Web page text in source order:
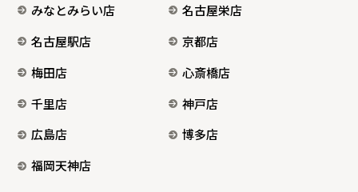
みなとみらい店
名古屋栄店
名古屋駅店
京都店
梅田店
心斎橋店
千里店
神戸店
広島店
博多店
福岡天神店